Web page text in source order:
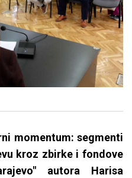
momentum: segmenti
kroz zbirke i fondove
autora Harisa